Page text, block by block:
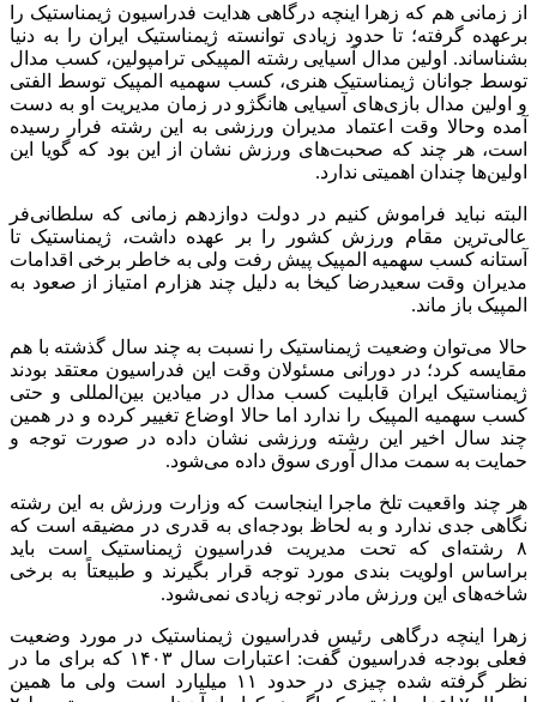
از زمانی هم که زهرا اینچه درگاهی هدایت فدراسیون ژیمناستیک را
برعهده گرفته؛ تا حدود زیادی توانسته ژیمناستیک ایران را به دنیا
بشناساند. اولین مدال آسیایی رشته المپیکی ترامپولین، کسب مدال
توسط جوانان ژیمناستیک هنری، کسب سهمیه المپیک توسط الفتی
و اولین مدال بازی‌های آسیایی هانگژو در زمان مدیریت او به دست
آمده وحالا وقت اعتماد مدیران ورزشی به این رشته فرار رسیده
است، هر چند که صحبت‌های ورزش نشان از این بود که گویا این
اولین‌ها چندان اهمیتی ندارد.
البته نباید فراموش کنیم در دولت دوازدهم زمانی که سلطانی‌فر
عالی‌ترین مقام ورزش کشور را بر عهده داشت، ژیمناستیک تا
آستانه کسب سهمیه المپیک پیش رفت ولی به خاطر برخی اقدامات
مدیران وقت سعیدرضا کیخا به دلیل چند هزارم امتیاز از صعود به
المپیک باز ماند.
حالا می‌توان وضعیت ژیمناستیک را نسبت به چند سال گذشته با هم
مقایسه کرد؛ در دورانی مسئولان وقت این فدراسیون معتقد بودند
ژیمناستیک ایران قابلیت کسب مدال در میادین بین‌المللی و حتی
کسب سهمیه المپیک را ندارد اما حالا اوضاع تغییر کرده و در همین
چند سال اخیر این رشته ورزشی نشان داده در صورت توجه و
حمایت به سمت مدال آوری سوق داده می‌شود.
هر چند واقعیت تلخ ماجرا اینجاست که وزارت ورزش به این رشته
نگاهی جدی ندارد و به لحاظ بودجه‌ای به قدری در مضیقه است که
۸ رشته‌ای که تحت مدیریت فدراسیون ژیمناستیک است باید
براساس اولویت بندی مورد توجه قرار بگیرند و طبیعتاً به برخی
شاخه‌های این ورزش مادر توجه زیادی نمی‌شود.
زهرا اینچه درگاهی رئیس فدراسیون ژیمناستیک در مورد وضعیت
فعلی بودجه فدراسیون گفت: اعتبارات سال ۱۴۰۳ که برای ما در
نظر گرفته شده چیزی در حدود ۱۱ میلیارد است ولی ما همین